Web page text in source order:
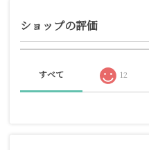
ショップの評価
すべて 12